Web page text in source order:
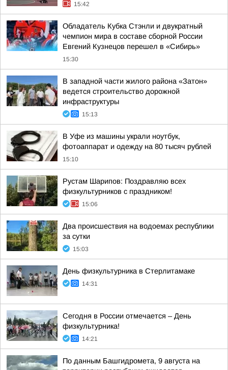
15:42
Обладатель Кубка Стэнли и двукратный
чемпион мира в составе сборной России
Евгений Кузнецов перешел в «Сибирь»
15:30
В западной части жилого района «Затон»
ведется строительство дорожной
инфраструктуры
15:13
В Уфе из машины украли ноутбук,
фотоаппарат и одежду на 80 тысяч рублей
15:10
Рустам Шарипов: Поздравляю всех
физкультурников с праздником!
15:06
Два происшествия на водоемах республики
за сутки
15:03
День физкультурника в Стерлитамаке
14:31
Сегодня в России отмечается – День
физкультурника!
14:21
По данным Башгидромета, 9 августа на